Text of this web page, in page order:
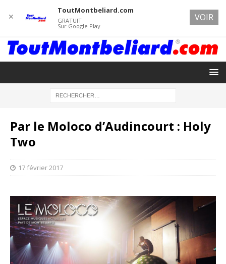
Par le Moloco d’Audincourt : Holy
Two
17 février 2017
✕
ToutMontbeliard.com
GRATUIT
Sur Google Play
VOIR